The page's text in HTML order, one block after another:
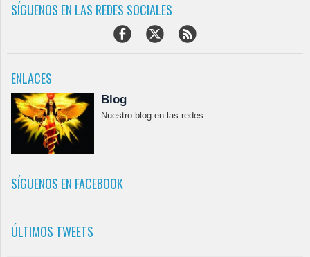
SÍGUENOS EN LAS REDES SOCIALES
ENLACES
Blog
Nuestro blog en las redes.
SÍGUENOS EN FACEBOOK
ÚLTIMOS TWEETS